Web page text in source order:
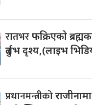
रातभरफक्रिएको
दुर्लभ दृश्य,(लाइभ
प्रधानमन्त्रीको